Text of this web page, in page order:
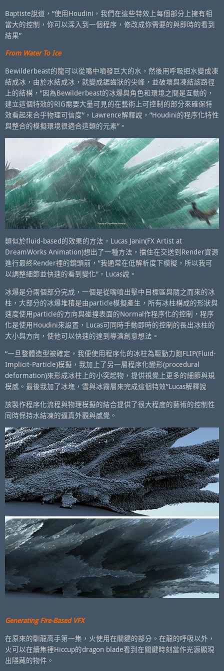
Baptiste說道，”使用Houdini，我們在這些特效上每個部分上擁有相
當大的控制，你可以深入到一個程序，修改成你需要的與即時的看到
結果”
From Water To Ice
Bewilderbeast的龍可以從嘴中噴發巨大的水，然後用呼吸把水變成凍
結成冰，由於水結成冰，就變成鋸齒狀的尖峰，並破壞與凍結該路徑
上的結構，”因為Bewilderbeast的冰爆與角色和環境之間是互動的，
建立這個特效的RIG需要大量可見的在藝術上可控制的部分來確保特
效看起來合乎物理可信度”，Lawrence解釋說，”Houdini的程序化特性
與整合的模擬環境很適合這類的元素”。
類似於fluid-based的效果的方法，Lucas Janin(FX Artist at
DreamWorks Animation)想出了一種方法，擋住在交送到Render資源
進行最終Render裡的鏡頭前，”我通常在低解析度下模擬，所以我可
以調整細節並快速的看到變化”，Lucas說。
冰爆是分兩個部分完成，一個是從嘴噴出擊中目標區與隨之而來的冰
柱，大部分的冰爆堆積是由particle模擬產生，所有冰柱構成的形狀與
速度使用particle的方向與碰撞表面的Normal作程序化的控制，程序
化是使用Houdini來設置，Lucas可同時手動即時的控制的長出冰柱的
大小與方向，使他可以快速的達到導演創意想法。
“一旦整體造型被確定，我便使用程序化的冰柱為驅動力跑FLIP(Fluid-
Implicit-Particle)模擬，我加上了另一層程序化變形(procedural
deformation)來形成冰柱上的小突起物，提供視覺上更多的細節與規
模感。最後我加了冰塊，雪與冰霧層來完成這個特效”Lucas解釋說
該製作程序化流程與物理模擬的結合提供了很大程度的藝術的控制性
同時保持水結凍的逼真外觀與感覺。
Generating Fire-Based VFX
在原來的馴龍高手第一集，火使用在關鍵的部分。在龍的呼吸以外，
火可以在續集裡Hiccup的dragon blade看到在關鍵時刻當作光源顯現
出隱藏的物件。